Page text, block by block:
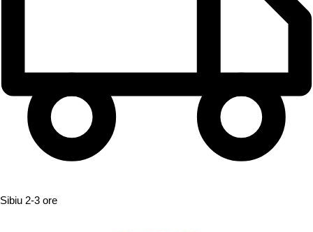
Sibiu 2-3 ore